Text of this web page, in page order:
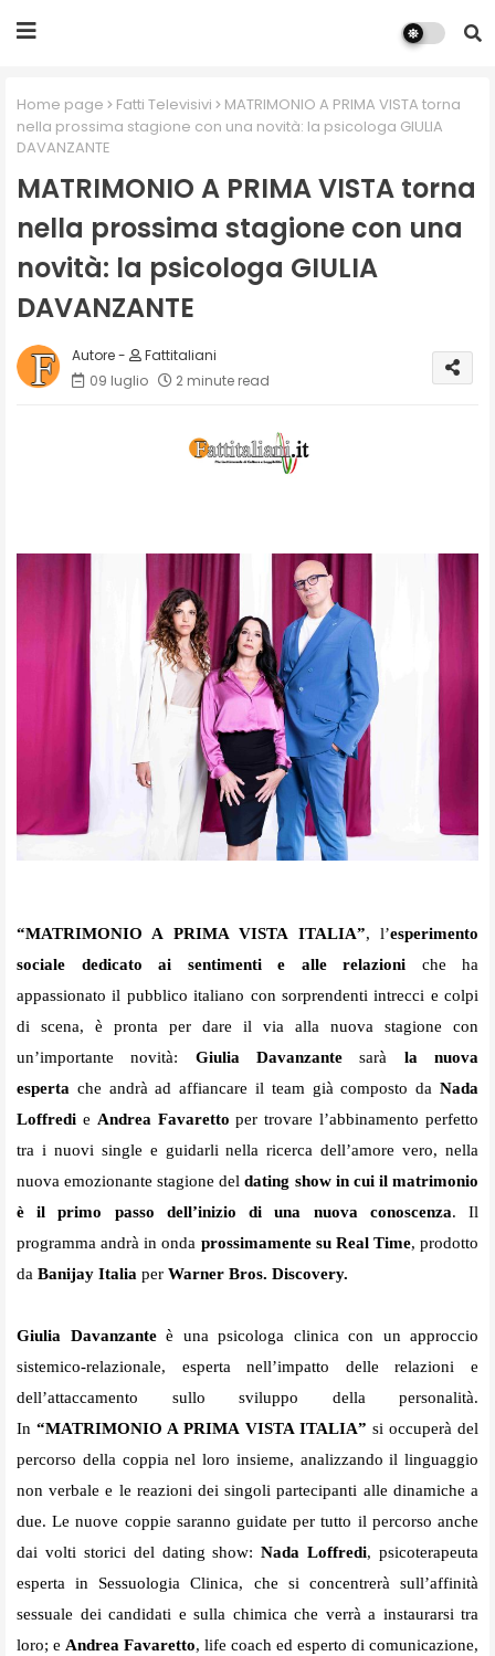
Home page Fatti Televisivi
MATRIMONIO A PRIMA VISTA torna
nella prossima stagione con una novità: la psicologa GIULIA
DAVANZANTE
MATRIMONIO A PRIMA VISTA torna
nella prossima stagione con una
novità: la psicologa GIULIA
DAVANZANTE
Fattitaliani
09 luglio
2 minute read
“MATRIMONIO A PRIMA VISTA ITALIA”, l’esperimento
sociale dedicato ai sentimenti e alle relazioni che ha
appassionato il pubblico italiano con sorprendenti intrecci e colpi
di scena, è pronta per dare il via alla nuova stagione con
un’importante novità: Giulia Davanzante sarà la nuova
esperta che andrà ad affiancare il team già composto da Nada
Loffredi e Andrea Favaretto per trovare l’abbinamento perfetto
tra i nuovi single e guidarli nella ricerca dell’amore vero, nella
nuova emozionante stagione deldating show in cui il matrimonio
è il primo passo dell’inizio di una nuova conoscenza. Il
programma andrà in onda prossimamente su Real Time, prodotto
da Banijay Italia per Warner Bros. Discovery.
Giulia Davanzanteè una psicologa clinica con un approccio
sistemico-relazionale, esperta nell’impatto delle relazioni e
dell’attaccamento sullo sviluppo della personalità.
In“MATRIMONIO A PRIMA VISTA ITALIA” si occuperà del
percorso della coppia nel loro insieme, analizzando il linguaggio
non verbale e le reazioni dei singoli partecipanti alle dinamiche a
due. Le nuove coppie saranno guidate per tutto il percorso anche
dai volti storici del dating show:Nada Loffredi, psicoterapeuta
esperta in Sessuologia Clinica, che si concentrerà sull’affinità
sessuale dei candidati e sulla chimica che verrà a instaurarsi tra
loro; e Andrea Favaretto, life coach ed esperto di comunicazione,